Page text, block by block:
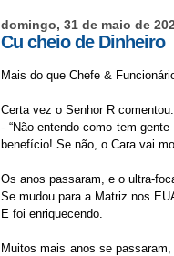
domingo, 31 de maio de
Cu cheio de Dinheiro
Mais do que Chefe &
Certa vez o Senhor R comentou:
- “Não entendo como tem
benefício! Se não, o Cara vai
Os anos passaram, e o ultra-
Se mudou para a Matriz nos
E foi enriquecendo.
Muitos mais anos se